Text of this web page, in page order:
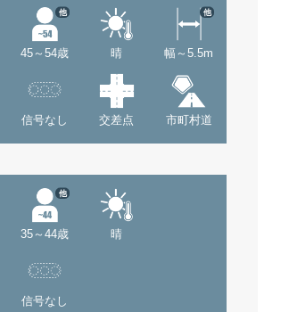
45～54歳
他
晴 幅～5.5m
他
信号なし 交差点 市町村道
35～44歳
他
晴
信号なし